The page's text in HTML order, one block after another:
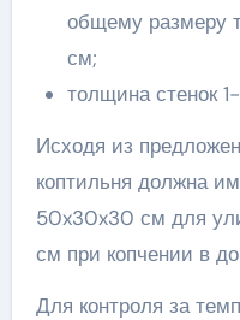
общему размеру
см;
толщина стенок
Исходя из
коптильня должна
50x30x30 см для
см при копчении в
Для контроля за